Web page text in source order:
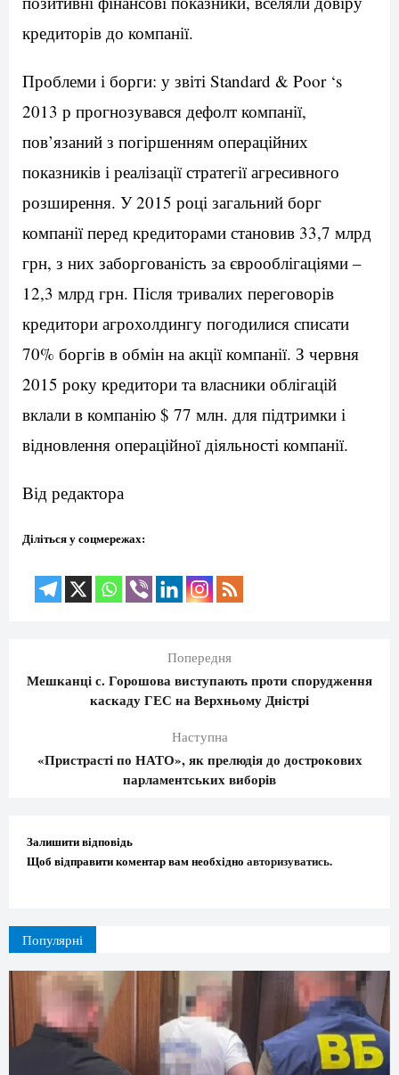
кредиторів до компанії.
Проблеми і борги: у звіті Standard & Poor ‘s
2013 р прогнозувався дефолт компанії,
пов’язаний з погіршенням операційних
показників і реалізації стратегії агресивного
розширення. У 2015 році загальний борг
компанії перед кредиторами становив 33,7 млрд
грн, з них заборгованість за єврооблігаціями –
12,3 млрд грн. Після тривалих переговорів
кредитори агрохолдингу погодилися списати
70% боргів в обмін на акції компанії. З червня
2015 року кредитори та власники облігацій
вклали в компанію $ 77 млн. для підтримки і
відновлення операційної діяльності компанії.
Від редактора
Діліться у соцмережах:
Попередня
Мешканці с. Горошова виступають проти спорудження
каскаду ГЕС на Верхньому Дністрі
Наступна
«Пристрасті по НАТО», як прелюдія до дострокових
парламентських виборів
Залишити відповідь
Щоб відправити коментар вам необхідно авторизуватись.
Популярні